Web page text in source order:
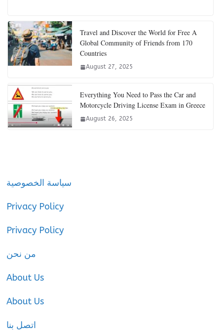
Travel and Discover the World for Free A
Global Community of Friends from 170
Countries
August 27, 2025
Everything You Need to Pass the Car and
Motorcycle Driving License Exam in Greece
August 26, 2025
سياسة الخصوصية
Privacy Policy
Privacy Policy
من نحن
About Us
About Us
اتصل بنا